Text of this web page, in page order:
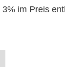
3% im Preis